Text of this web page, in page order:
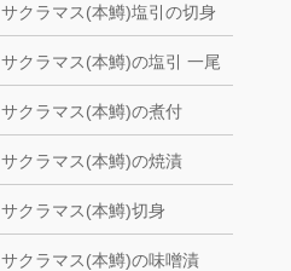
サクラマス(本鱒)塩引の切身
サクラマス(本鱒)の塩引 一尾
サクラマス(本鱒)の煮付
サクラマス(本鱒)の焼漬
サクラマス(本鱒)切身
サクラマス(本鱒)の味噌漬